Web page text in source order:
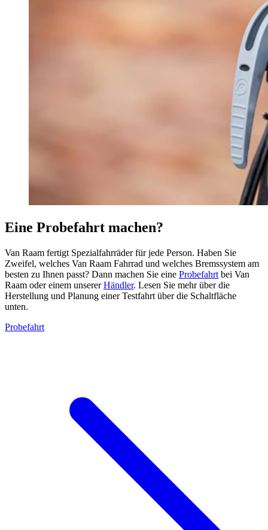
Eine Probefahrt machen?
Van Raam fertigt Spezialfahrräder für jede Person. Haben Sie
Zweifel, welches Van Raam Fahrrad und welches Bremssystem am
besten zu Ihnen passt? Dann machen Sie eine Probefahrt bei Van
Raam oder einem unsererHändler. Lesen Sie mehr über die
Herstellung und Planung einer Testfahrt über die Schaltfläche
unten.
Probefahrt